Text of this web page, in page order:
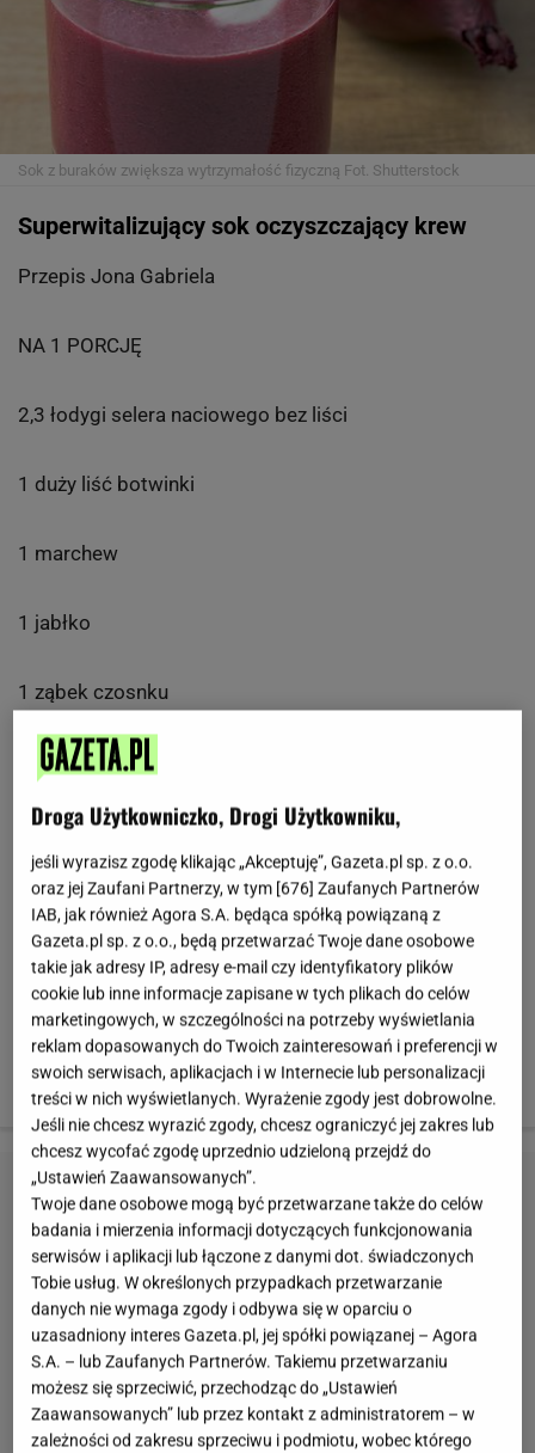
Sok z buraków zwiększa wytrzymałość fizyczną Fot. Shutterstock
Superwitalizujący sok oczyszczający krew
Przepis Jona Gabriela
NA 1 PORCJĘ
2,3 łodygi selera naciowego bez liści
1 duży liść botwinki
1 marchew
1 jabłko
1 ząbek czosnku
1,5 cm korzenia imbiru
Wyciśnij sok ze wszystkich składników i podawaj.
BLENDER HENDI
Blender HYUNDAI HB
960
Blender SENCOR SHB
4365
Sprawdź ceny ? Porównaj ceny ? Porównaj ceny ?
źródło: Okazje.info
Droga Użytkowniczko, Drogi Użytkowniku,
jeśli wyrazisz zgodę klikając „Akceptuję”, Gazeta.pl sp. z o.o.
oraz jej Zaufani Partnerzy, w tym [676] Zaufanych Partnerów
IAB, jak również Agora S.A. będąca spółką powiązaną z
Gazeta.pl sp. z o.o., będą przetwarzać Twoje dane osobowe
takie jak adresy IP, adresy e-mail czy identyfikatory plików
cookie lub inne informacje zapisane w tych plikach do celów
marketingowych, w szczególności na potrzeby wyświetlania
reklam dopasowanych do Twoich zainteresowań i preferencji w
swoich serwisach, aplikacjach i w Internecie lub personalizacji
treści w nich wyświetlanych. Wyrażenie zgody jest dobrowolne.
Jeśli nie chcesz wyrazić zgody, chcesz ograniczyć jej zakres lub
chcesz wycofać zgodę uprzednio udzieloną przejdź do
„Ustawień Zaawansowanych”.
Twoje dane osobowe mogą być przetwarzane także do celów
badania i mierzenia informacji dotyczących funkcjonowania
serwisów i aplikacji lub łączone z danymi dot. świadczonych
Tobie usług. W określonych przypadkach przetwarzanie
danych nie wymaga zgody i odbywa się w oparciu o
uzasadniony interes Gazeta.pl, jej spółki powiązanej – Agora
S.A. – lub Zaufanych Partnerów. Takiemu przetwarzaniu
możesz się sprzeciwić, przechodząc do „Ustawień
Zaawansowanych” lub przez kontakt z administratorem – w
zależności od zakresu sprzeciwu i podmiotu, wobec którego